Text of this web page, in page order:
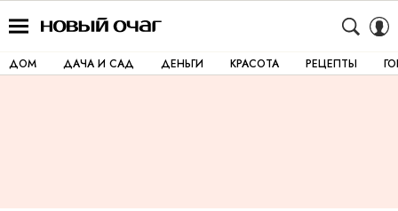
ДОМ ДАЧА И САД ДЕНЬГИ КРАСОТА РЕЦЕПТЫ